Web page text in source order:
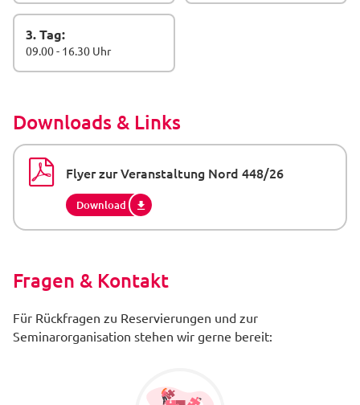
3. Tag:
09.00 - 16.30 Uhr
Downloads & Links
Flyer zur Veranstaltung Nord 448/26
Download
Fragen & Kontakt
Für Rückfragen zu Reservierungen und zur
Seminarorganisation stehen wir gerne bereit: